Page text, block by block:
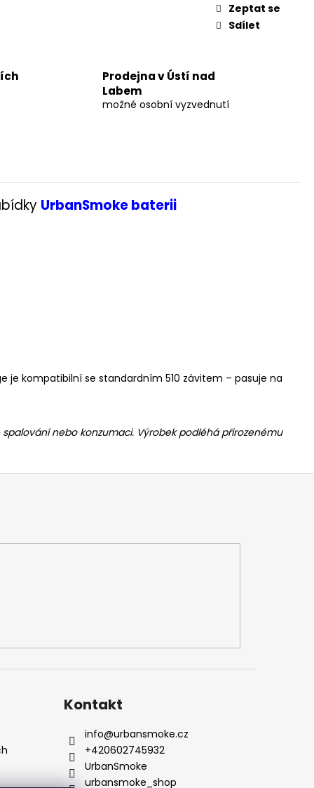
Zeptat se
Sdílet
Prodejna v Ústí nad
Labem
možné osobní vyzvednutí
UrbanSmoke baterii
je kompatibilní se standardním 510 závitem – pasuje na
nebo konzumaci. Výrobek podléhá přirozenému
Kontakt
info@urbansmoke.cz
+420602745932
UrbanSmoke
urbansmoke_shop